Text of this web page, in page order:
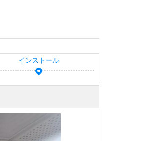
インストール